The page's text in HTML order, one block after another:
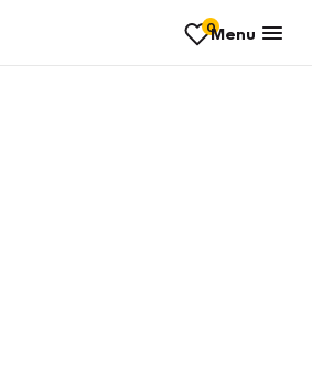
0Menu